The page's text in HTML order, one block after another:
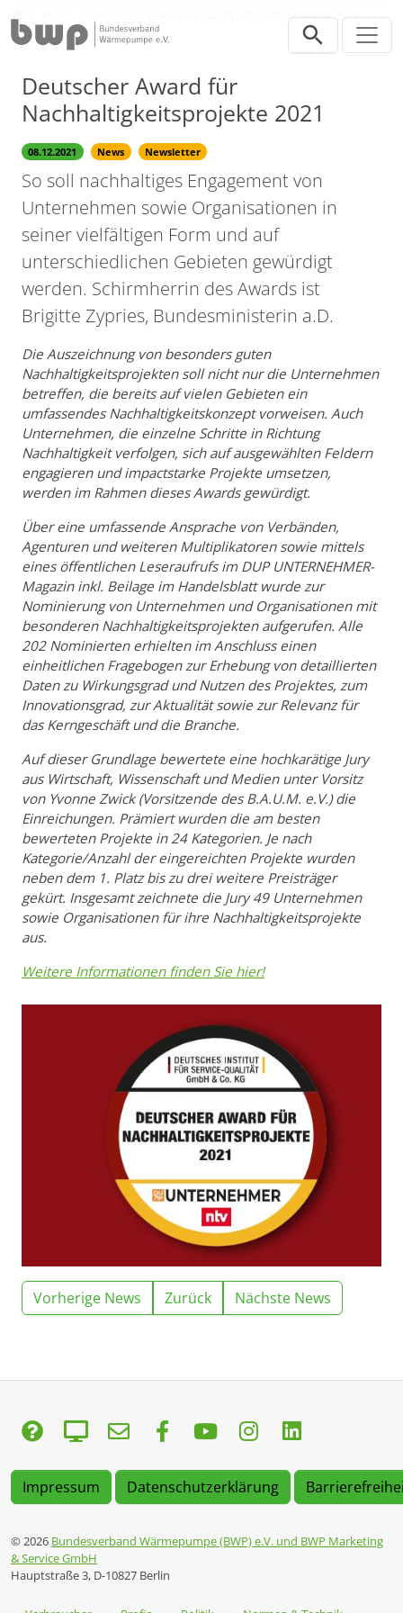
Deutscher Award für Nachhaltigkeitsprojekte 2021
Deutscher Award für
Nachhaltigkeitsprojekte 2021
08.12.2021 News Newsletter
So soll nachhaltiges Engagement von
Unternehmen sowie Organisationen in
seiner vielfältigen Form und auf
unterschiedlichen Gebieten gewürdigt
werden. Schirmherrin des Awards ist
Brigitte Zypries, Bundesministerin a.D.
Die Auszeichnung von besonders guten
Nachhaltigkeitsprojekten soll nicht nur die Unternehmen
betreffen, die bereits auf vielen Gebieten ein
umfassendes Nachhaltigkeitskonzept vorweisen. Auch
Unternehmen, die einzelne Schritte in Richtung
Nachhaltigkeit verfolgen, sich auf ausgewählten Feldern
engagieren und impactstarke Projekte umsetzen,
werden im Rahmen dieses Awards gewürdigt.
Über eine umfassende Ansprache von Verbänden,
Agenturen und weiteren Multiplikatoren sowie mittels
eines öffentlichen Leseraufrufs im DUP UNTERNEHMER-
Magazin inkl. Beilage im Handelsblatt wurde zur
Nominierung von Unternehmen und Organisationen mit
besonderen Nachhaltigkeitsprojekten aufgerufen. Alle
202 Nominierten erhielten im Anschluss einen
einheitlichen Fragebogen zur Erhebung von detaillierten
Daten zu Wirkungsgrad und Nutzen des Projektes, zum
Innovationsgrad, zur Aktualität sowie zur Relevanz für
das Kerngeschäft und die Branche.
Auf dieser Grundlage bewertete eine hochkarätige Jury
aus Wirtschaft, Wissenschaft und Medien unter Vorsitz
von Yvonne Zwick (Vorsitzende des B.A.U.M. e.V.) die
Einreichungen. Prämiert wurden die am besten
bewerteten Projekte in 24 Kategorien. Je nach
Kategorie/Anzahl der eingereichten Projekte wurden
neben dem 1. Platz bis zu drei weitere Preisträger
gekürt. Insgesamt zeichnete die Jury 49 Unternehmen
sowie Organisationen für ihre Nachhaltigkeitsprojekte
aus.
Weitere Informationen finden Sie hier!
Vorherige News Zurück Nächste News
Impressum Datenschutzerklärung
© 2026 Bundesverband Wärmepumpe (BWP) e.V. und BWP Marketing
& Service GmbH
Hauptstraße 3, D-10827 Berlin